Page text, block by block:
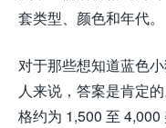
套类型、颜色和年代。
对于那些想知道蓝色
人来说，答案是肯定
格约为 1,500 至